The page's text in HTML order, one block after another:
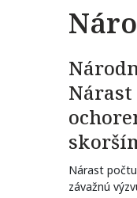
Nárast
závažnú